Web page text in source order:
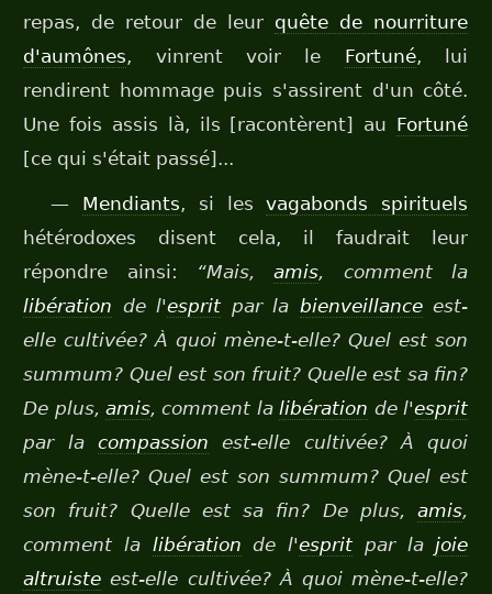
repas, de retour de leur quête de nourriture
d'aumônes, vinrent voir le Fortuné, lui
rendirent hommage puis s'assirent d'un côté.
Une fois assis là, ils [racontèrent] au Fortuné
[ce qui s'était passé]...
— Mendiants, si lesvagabonds spirituels
hétérodoxes disent cela, il faudrait leur
répondre ainsi: “Mais,amis, comment la
libération de l'esprit par la bienveillanceest-
elle cultivée? À quoi mène-t-elle? Quel est son
summum? Quel est son fruit? Quelle est sa fin?
De plus,amis, comment lalibération de l'esprit
par la compassion est-elle cultivée? À quoi
mène-t-elle? Quel est son summum? Quel est
son fruit? Quelle est sa fin? De plus,amis,
comment la libération de l'esprit par lajoie
altruiste est-elle cultivée? À quoi mène-t-elle?